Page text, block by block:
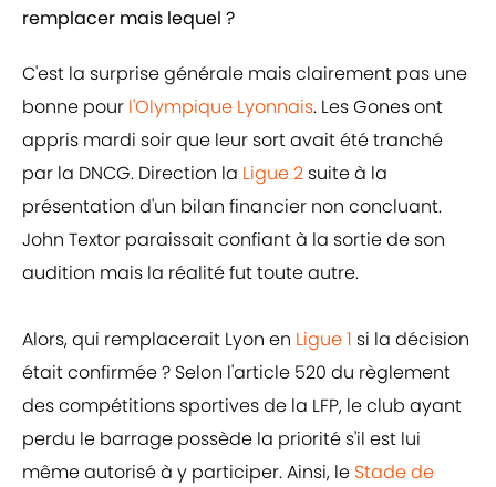
remplacer mais lequel ?
C'est la surprise générale mais clairement pas une
bonne pour l'Olympique Lyonnais. Les Gones ont
appris mardi soir que leur sort avait été tranché
par la DNCG. Direction la Ligue 2 suite à la
présentation d'un bilan financier non concluant.
John Textor paraissait confiant à la sortie de son
audition mais la réalité fut toute autre.
Alors, qui remplacerait Lyon en Ligue 1 si la décision
était confirmée ? Selon l'article 520 du règlement
des compétitions sportives de la LFP, le club ayant
perdu le barrage possède la priorité s'il est lui
même autorisé à y participer. Ainsi, le Stade de